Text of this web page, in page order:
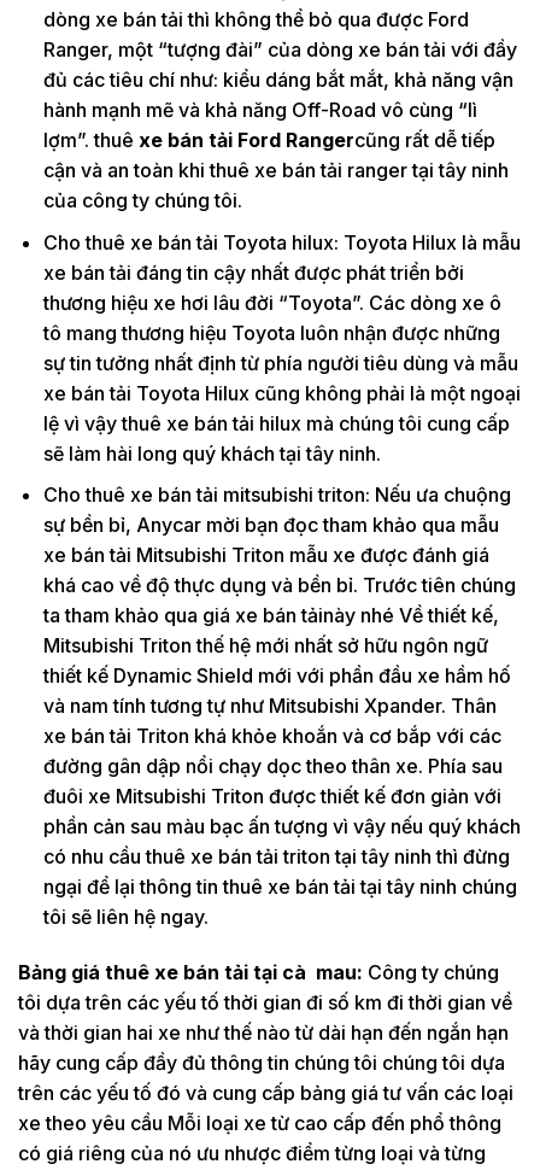
dòng xe bán tải thì không thể bỏ qua được Ford
Ranger, một “tượng đài” của dòng xe bán tải với đầy
đủ các tiêu chí như: kiểu dáng bắt mắt, khả năng vận
hành mạnh mẽ và khả năng Off-Road vô cùng “lì
lợm”. thuê xe bán tải Ford Rangercũng rất dễ tiếp
cận và an toàn khi thuê xe bán tải ranger tại tây ninh
của công ty chúng tôi.
Cho thuê xe bán tải Toyota hilux: Toyota Hilux là mẫu
xe bán tải đáng tin cậy nhất được phát triển bởi
thương hiệu xe hơi lâu đời “Toyota”. Các dòng xe ô
tô mang thương hiệu Toyota luôn nhận được những
sự tin tưởng nhất định từ phía người tiêu dùng và mẫu
xe bán tải Toyota Hilux cũng không phải là một ngoại
lệ vì vậy thuê xe bán tải hilux mà chúng tôi cung cấp
sẽ làm hài long quý khách tại tây ninh.
Cho thuê xe bán tải mitsubishi triton: Nếu ưa chuộng
sự bền bỉ, Anycar mời bạn đọc tham khảo qua mẫu
xe bán tải Mitsubishi Triton mẫu xe được đánh giá
khá cao về độ thực dụng và bền bỉ. Trước tiên chúng
ta tham khảo qua giá xe bán tảinày nhé Về thiết kế,
Mitsubishi Triton thế hệ mới nhất sở hữu ngôn ngữ
thiết kế Dynamic Shield mới với phần đầu xe hầm hố
và nam tính tương tự như Mitsubishi Xpander. Thân
xe bán tải Triton khá khỏe khoắn và cơ bắp với các
đường gân dập nổi chạy dọc theo thân xe. Phía sau
đuôi xe Mitsubishi Triton được thiết kế đơn giản với
phần cản sau màu bạc ấn tượng vì vậy nếu quý khách
có nhu cầu thuê xe bán tải triton tại tây ninh thì đừng
ngại để lại thông tin thuê xe bán tải tại tây ninh chúng
tôi sẽ liên hệ ngay.
Bảng giá thuê xe bán tải tại cà mau: Công ty chúng
tôi dựa trên các yếu tố thời gian đi số km đi thời gian về
và thời gian hai xe như thế nào từ dài hạn đến ngắn hạn
hãy cung cấp đầy đủ thông tin chúng tôi chúng tôi dựa
trên các yếu tố đó và cung cấp bảng giá tư vấn các loại
xe theo yêu cầu Mỗi loại xe từ cao cấp đến phổ thông
có giá riêng của nó ưu nhược điểm từng loại và từng